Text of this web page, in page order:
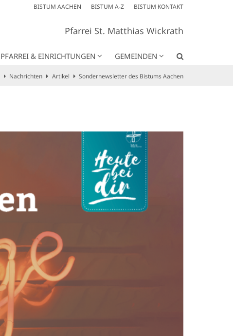
BISTUM AACHEN BISTUM A-Z BISTUM KONTAKT
Pfarrei St. Matthias Wickrath
PFARREI & EINRICHTUNGEN GEMEINDEN
Nachrichten Artikel Sondernewsletter des Bistums Aachen